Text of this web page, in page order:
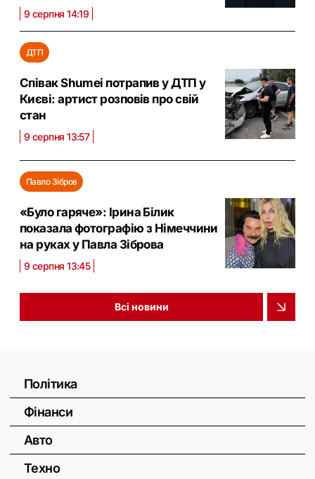
9 серпня 14:19
ДТП
Співак Shumei потрапив у ДТП у
Києві: артист розповів про свій
стан
9 серпня 13:57
Павло Зібров
«Було гаряче»: Ірина Білик
показала фотографію з Німеччини
на руках у Павла Зіброва
9 серпня 13:45
Всі новини
Політика
Фінанси
Авто
Техно